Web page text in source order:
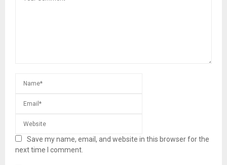
Save my name, email, and website in this browser for the
next time I comment.